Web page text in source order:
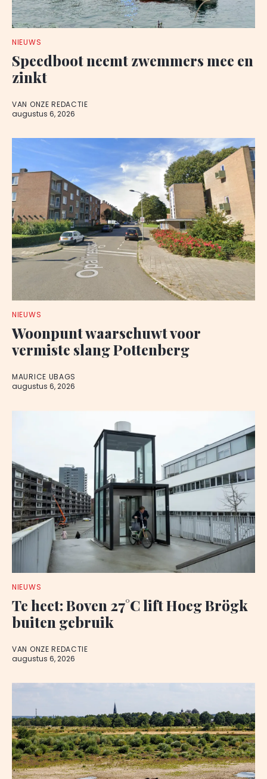
NIEUWS
Speedboot neemt zwemmers mee en
zinkt
VAN ONZE REDACTIE
augustus 6, 2026
NIEUWS
Woonpunt waarschuwt voor
vermiste slang Pottenberg
MAURICE UBAGS
augustus 6, 2026
NIEUWS
Te heet: Boven 27°C lift Hoeg Brögk
buiten gebruik
VAN ONZE REDACTIE
augustus 6, 2026